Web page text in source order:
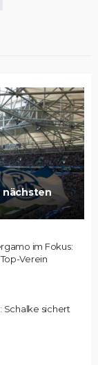
nächsten
im Fokus:
Verein
Schalke sichert